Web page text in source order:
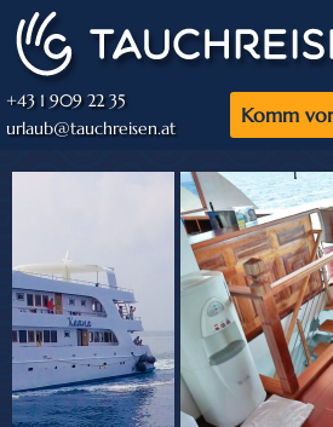
+43 1 909 22 35
urlaub@tauchreisen.at
Komm